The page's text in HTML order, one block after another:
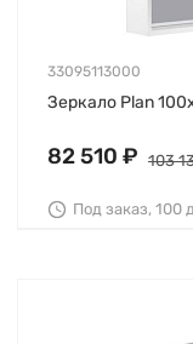
33095113000
Зеркало Plan
82 510 ₽ 103
Под заказ, 100